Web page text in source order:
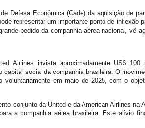
Defesa Econômica (Cade) da aquisição de
representar um importante ponto de inflexão
pedido da companhia aérea nacional, vê
Airlines invista aproximadamente US$
capital social da companhia brasileira. O
voluntariamente em maio de 2025, com o
conjunto da United e da American Airlines na
a companhia aérea brasileira. Este alívio